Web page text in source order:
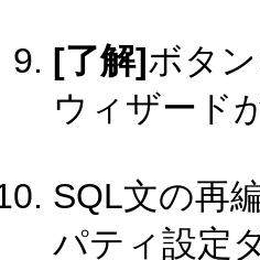
[了解]ボタ
ウィザード
SQL文の再
パティ設定